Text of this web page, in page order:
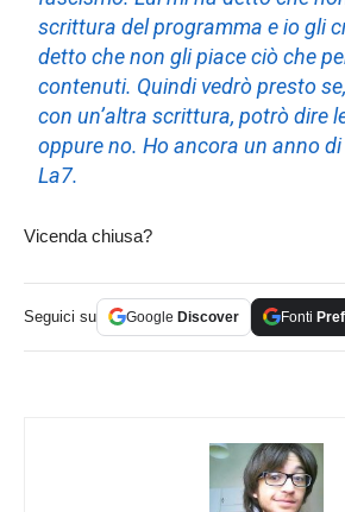
scrittura del programma e io gli
detto che non gli piace ciò che
contenuti. Quindi vedrò presto
con un’altra scrittura, potrò dire
oppure no. Ho ancora un anno
La7.
Vicenda chiusa?
Seguici su Google Discover Fonti